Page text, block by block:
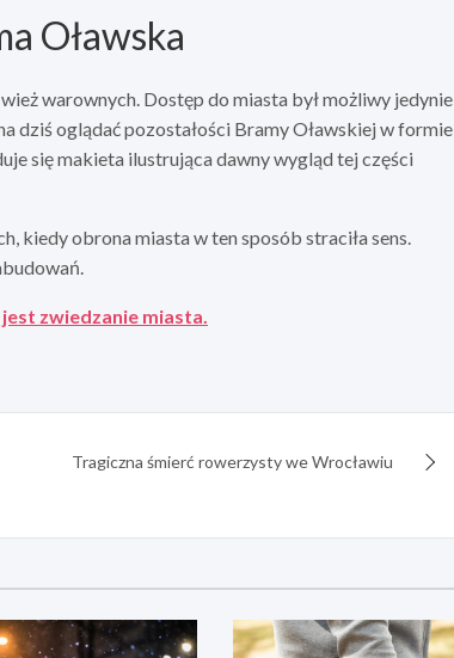
Oławska
warownych. Dostęp do miasta był możliwy jedynie
dziś oglądać pozostałości Bramy Oławskiej w formie
się makieta ilustrująca dawny wygląd tej części
kiedy obrona miasta w ten sposób straciła sens.
zwiedzanie miasta.
Tragiczna śmierć rowerzysty we Wrocławiu